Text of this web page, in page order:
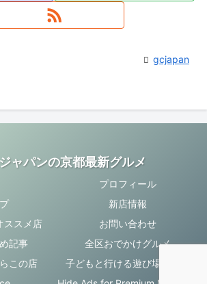
gcjapan
ャパンの京都最新グルメ
プロフィール
新店情報
ススメ店
お問い合わせ
記事
全区おでかけグルメ
この店
子どもと行ける遊び場・お店